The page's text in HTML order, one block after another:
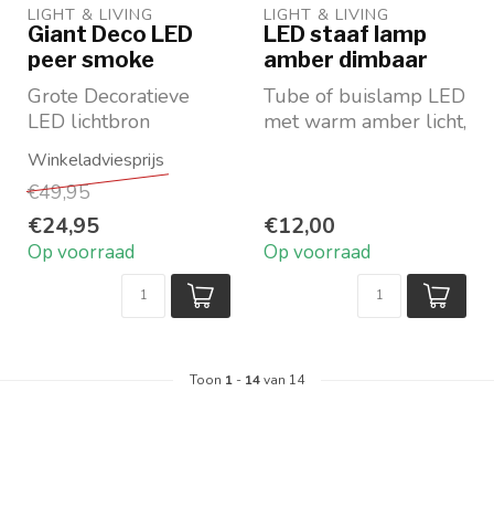
LIGHT & LIVING
Giant Deco LED
peer smoke
Grote Decoratieve
LED lichtbron
Smoke glas, kleur
antrancietgrijs
E27, 4W
Maat ...
€49,95
€24,95
Op voorraad
LIGHT & LIVING
LED staaf lamp
amber dimbaar
Tube of buislamp LED
met warm amber licht,
Merk: Lig...
€12,00
Op voorraad
Toon 1 - 14van 14